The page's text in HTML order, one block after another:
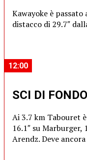
Kawayoke è
distacco di 29.7″
12:00
SCI DI FONDO
Ai 3.7 km Tabouret
16.1″ su Marburger,
Arendz. Deve